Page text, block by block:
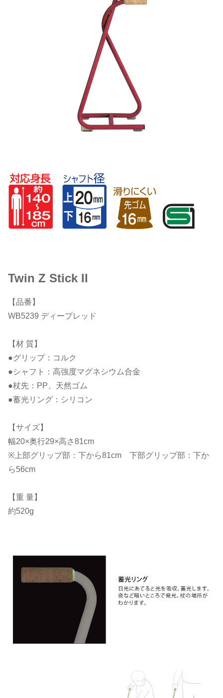
Twin Z Stick II
【品番】
WB5239 ディープレッド
【材 質】
●グリップ：コルク
●シャフト：高強度マグネシウム合金
●杖先：PP、天然ゴム
●蓄光リング：シリコン
【サイズ】
幅20×奥行29×高さ81cm
※上部グリップ部：下から81cm 下部グリップ部：下か
ら56cm
【重 量】
約520g